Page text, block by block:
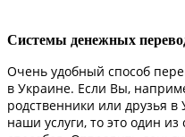
Системы денежных
Очень удобный способ
в Украине. Если Вы,
родственники или друзья в
наши услуги, то это один